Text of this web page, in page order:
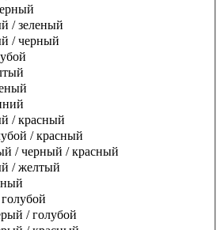
/ зеленый
/ черный
/ красный
/ красный
/ черный / красный
/ желтый
/ голубой